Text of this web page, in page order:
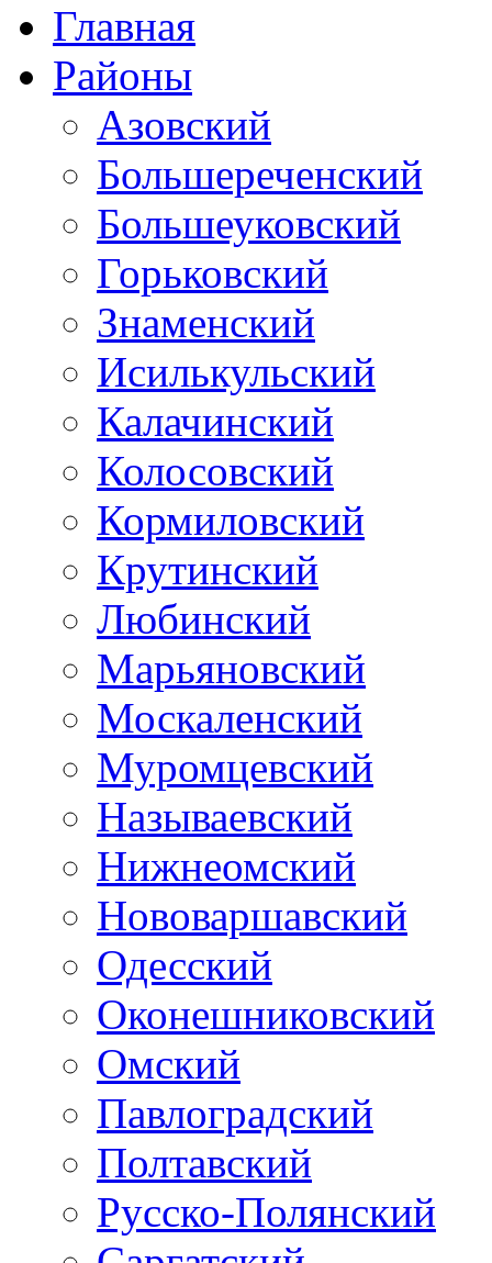
Главная
Районы
Азовский
Большереченский
Большеуковский
Горьковский
Знаменский
Исилькульский
Калачинский
Колосовский
Кормиловский
Крутинский
Любинский
Марьяновский
Москаленский
Муромцевский
Называевский
Нижнеомский
Нововаршавский
Одесский
Оконешниковский
Омский
Павлоградский
Полтавский
Русско-Полянский